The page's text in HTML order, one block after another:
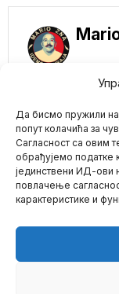
Да бисмо пружили
попут колачића за
Сагласност са овим
обрађујемо
јединствени ИД-ови
повлачење
карактеристике и
Mario zna
jer
na
su